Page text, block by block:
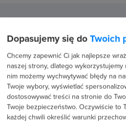
2 czerwca 2026
Milena Klingbeil
PROFIL PUBLICZNY
5.0
Dopasujemy się do Twoich
Chcemy zapewnić Ci jak najlepsze
naszej strony, dlatego wykorzystujemy
nim możemy wychwytywać błędy na
Twoje wybory, wyświetlać
dostosowywać treści na stronie do
Twoje bezpieczeństwo. Oczywiście to
każdej chwili określić warunki